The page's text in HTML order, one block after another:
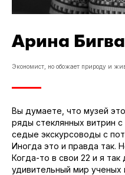
Арина
Экономист, но обожает природу и
Вы думаете, что музей
ряды стеклянных витрин
седые экскурсоводы с
Иногда это и правда так.
Когда-то в свои 22 и я
удивительный мир